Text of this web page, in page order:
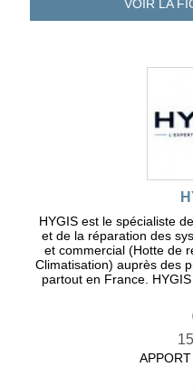
VOIR LA
HYGIS est le spécialiste
et de la réparation des
et commercial (Hotte de
Climatisation) auprès des
partout en France.